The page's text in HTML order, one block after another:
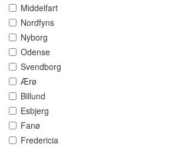
Middelfart
Nordfyns
Nyborg
Odense
Svendborg
Ærø
Billund
Esbjerg
Fanø
Fredericia